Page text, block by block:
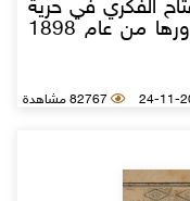
الفكري في حرية
الرأي والرأي الاخر خلال مدة صدورها من عام 1898
82767 مشاهدة